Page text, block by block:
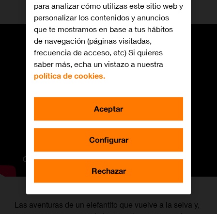
Las aventuras de un elefantito que vuelve a la selva y,
para analizar cómo utilizas este sitio web y
personalizar los contenidos y anuncios
que te mostramos en base a tus hábitos
de navegación (páginas visitadas,
frecuencia de acceso, etc) Si quieres
saber más, echa un vistazo a nuestra
política de cookies.
Configurar
Rechazar
Aceptar